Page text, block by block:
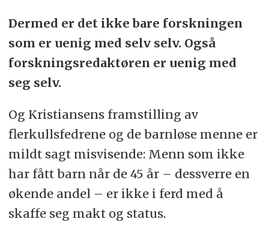
Dermed er det ikke bare forskningen
som er uenig med selv selv. Også
forskningsredaktøren er uenig med
seg selv.
Og Kristiansens framstilling av
flerkullsfedrene og de barnløse menne er
mildt sagt misvisende: Menn som ikke
har fått barn når de 45 år – dessverre en
økende andel – er ikke i ferd med å
skaffe seg makt og status.